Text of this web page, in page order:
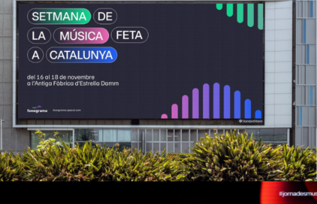
Fonograma
Estratègia de marketing i branding